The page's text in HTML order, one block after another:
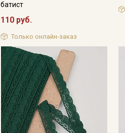
батист
110 руб.
Только онлайн-заказ